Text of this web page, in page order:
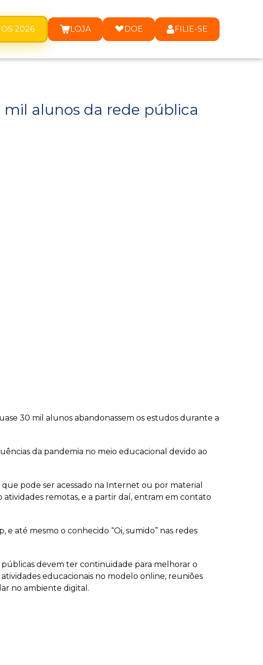
2026 LOJA DOE FILIE-SE
mil alunos da rede pública
30 mil alunos abandonassem os estudos durante a
da pandemia no meio educacional devido ao
pode ser acessado na Internet ou por material
atividades remotas, e a partir daí, entram em contato
até mesmo o conhecido “Oi, sumido” nas redes
públicas devem ter continuidade para melhorar o
educacionais no modelo online, reuniões
no ambiente digital.